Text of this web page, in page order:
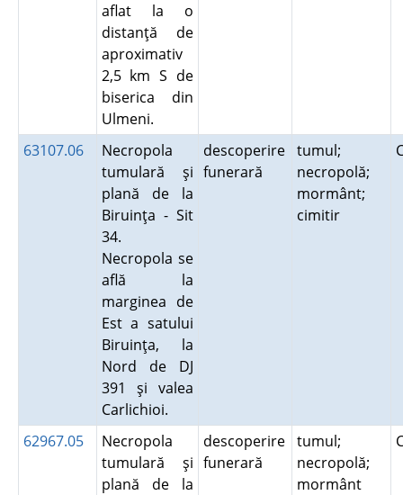
aflat la o
distanţă de
aproximativ
2,5 km S de
biserica din
Ulmeni.
63107.06
Necropola
tumulară şi
plană de la
Biruinţa - Sit
34.
Necropola se
află la
marginea de
Est a satului
Biruinţa, la
Nord de DJ
391 şi valea
Carlichioi.
descoperire
funerară
tumul;
necropolă;
mormânt;
cimitir
62967.05
Necropola
tumulară şi
plană de la
descoperire
funerară
tumul;
necropolă;
mormânt